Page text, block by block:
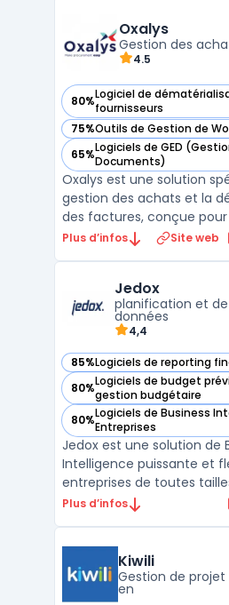
paie dans un
Disponible en m ...
Oxalys
Gestion des
4.5
80%Logiciel de
fournisseurs
— voir Oxalys dans cette
75%Outils de Gestion de
— voir Oxalys dans cette
65%Logiciels de GED
Documents)
— voir Oxalys dans cette
Oxalys est une solution
gestion des achats et la
des factures, conçue pour
entreprises à optimiser
outils performants pour
centraliser les ach ...
Plus d’infos Site web
Jedox
planification et
données
4,4
85%Logiciels de reporting
— voir Jedox dans cette
80%Logiciels de budget
gestion budgétaire
— voir Jedox dans cette
80%Logiciels de Business
Entreprises
— voir Jedox dans cette
Jedox est une solution de
Intelligence puissante et
entreprises de toutes
rassembler toutes les
de performance, et de
reporting financier ...
Plus d’infos
Kiwili
Gestion de
en